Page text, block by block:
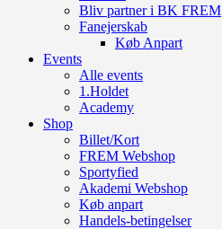
Bliv partner i BK FREM
Fanejerskab
Køb Anpart
Events
Alle events
1.Holdet
Academy
Shop
Billet/Kort
FREM Webshop
Sportyfied
Akademi Webshop
Køb anpart
Handels-betingelser